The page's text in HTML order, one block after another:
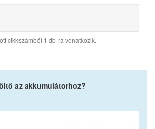
cikkszámból 1 db-ra vonatkozik.
az akkumulátorhoz?